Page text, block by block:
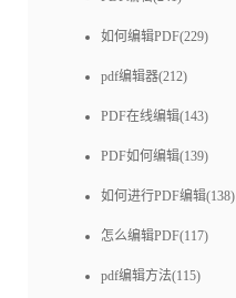
如何编辑PDF(229)
pdf编辑器(212)
PDF在线编辑(143)
PDF如何编辑(139)
如何进行PDF编辑(138)
怎么编辑PDF(117)
pdf编辑方法(115)